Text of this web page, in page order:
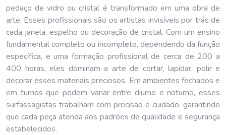
pedaço de vidro ou cristal é transformado em uma obra de
arte. Esses profissionais são os artistas invisíveis por trás de
cada janela, espelho ou decoração de cristal. Com um ensino
fundamental completo ou incompleto, dependendo da função
específica, e uma formação profissional de cerca de 200 a
400 horas, eles dominam a arte de cortar, lapidar, polir e
decorar esses materiais preciosos. Em ambientes fechados e
em turnos que podem variar entre diurno e noturno, esses
surfassagistas trabalham com precisão e cuidado, garantindo
que cada peça atenda aos padrões de qualidade e segurança
estabelecidos.